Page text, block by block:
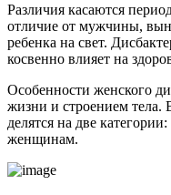
Различия касаются
отличие от мужчины,
ребенка на свет.
косвенно влияет на
Особенности женского
жизни и строением тела.
делятся на две
женщинам.